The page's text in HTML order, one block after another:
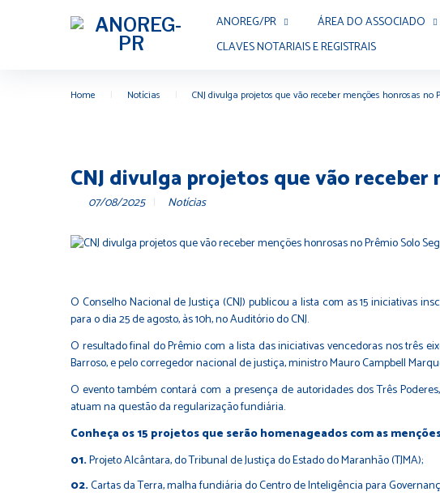
ANOREG/PR ÁREA DO ASSOCIADO
CLAVES NOTARIAIS E REGISTRAIS
Home Notícias CNJ divulga projetos que vão receber menções honrosas no
CNJ divulga projetos que vão
07/08/2025 Notícias
O Conselho Nacional de Justiça (CNJ) publicou a lista com as 15 iniciativas
para o dia 25 de agosto, às 10h, no Auditório do CNJ.
O resultado final do Prêmio com a lista das iniciativas vencedoras nos três
Barroso, e pelo corregedor nacional de justiça, ministro Mauro Campbell
O evento também contará com a presença de autoridades dos Três
atuam na questão da regularização fundiária.
Conheça os 15 projetos que serão homenageados com as
Projeto Alcântara, do Tribunal de Justiça do Estado do Maranhão (TJMA);
Cartas da Terra, malha fundiária do Centro de Inteligência para